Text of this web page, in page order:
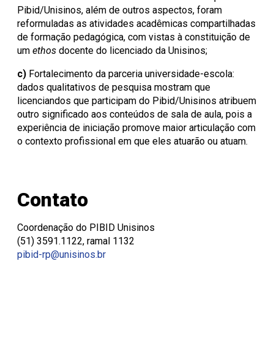
Pibid/Unisinos, além de outros aspectos, foram
reformuladas as atividades acadêmicas compartilhadas
de formação pedagógica, com vistas à constituição de
um ethos docente do licenciado da Unisinos;
c) Fortalecimento da parceria universidade-escola:
dados qualitativos de pesquisa mostram que
licenciandos que participam do Pibid/Unisinos atribuem
outro significado aos conteúdos de sala de aula, pois a
experiência de iniciação promove maior articulação com
o contexto profissional em que eles atuarão ou atuam.
Contato
Coordenação do PIBID Unisinos
(51) 3591.1122, ramal 1132
pibid-rp@unisinos.br